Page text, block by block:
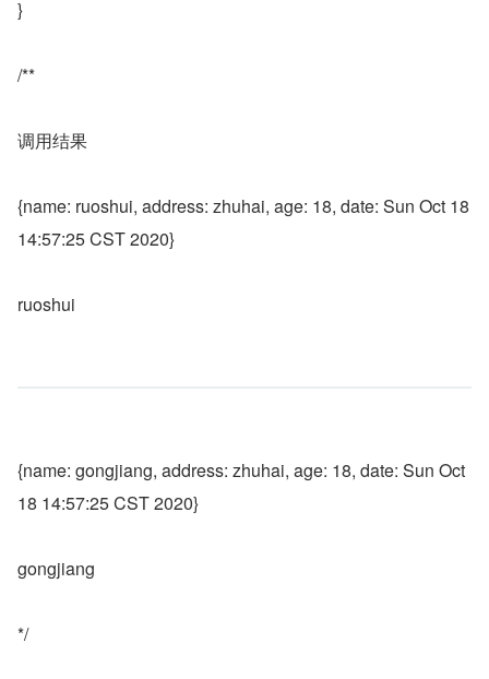
}
/**
调用结果
{name: ruoshui, address: zhuhai, age: 18, date: Sun Oct 18
14:57:25 CST 2020}
ruoshui
{name: gongjiang, address: zhuhai, age: 18, date: Sun Oct
18 14:57:25 CST 2020}
gongjiang
*/